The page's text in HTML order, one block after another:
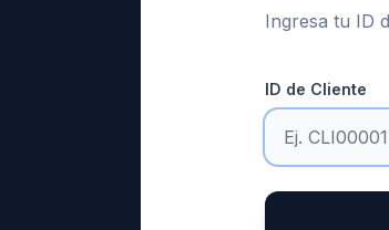
Ingresa tu ID
ID de Cliente